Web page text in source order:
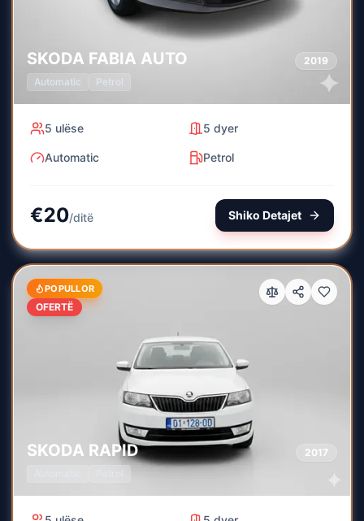
SKODA FABIA AUTO
2019
Automatic
Petrol
5 ulëse 5 dyer
Automatic Petrol
€20/ditë Shiko Detajet
POPULLOR
OFERTË
SKODA RAPID
2017
Petrol